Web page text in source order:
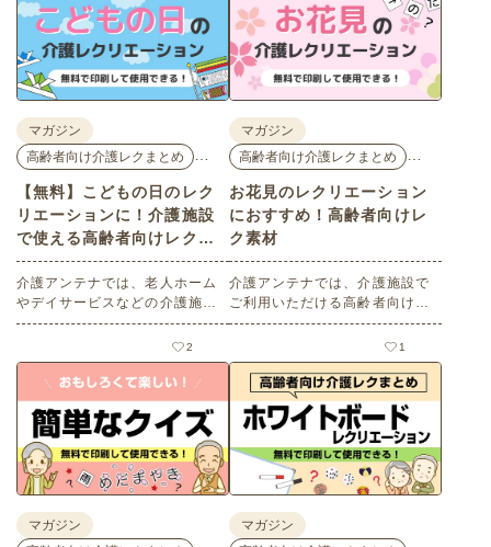
マガジン
高齢者向け介護レクまとめ
【無料】こどもの日のレク
リエーションに！介護施設
で使える高齢者向けレク素
材
介護アンテナでは、老人ホーム
やデイサービスなどの介護施設
でご利用いただける高齢者向け
レク素材を多数ご用意していま
す。今回はそのなかから、「こ
どもの日」にちなんだ素材をピ
ックアップしてご紹介。会員の
方はすべて無料・無制限でご利
用いただけます。
2
マガジン
高齢者向け介護レクまとめ
お花見のレクリエーション
におすすめ！高齢者向けレ
ク素材
介護アンテナでは、介護施設で
ご利用いただける高齢者向けレ
ク素材を多数ご用意していま
す。今回はそのなかから、春の
レクリエーションにぴったりな
「お花見」に関連したものをピ
ックアップしました。会員の方
は無料でお使いいただけます。
1
マガジン
マガジン